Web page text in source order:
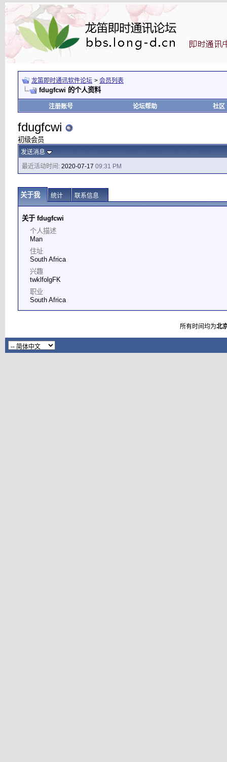
龙笛即时通讯软件论坛 > 会员列表
fdugfcwi 的个人资料
注册账号 论坛帮助 社区
fdugfcwi
初级会员
发送消息
最近活动时间: 2020-07-17 09:31 PM
关于我 统计 联系信息
关于 fdugfcwi
个人描述
Man
住址
South Africa
兴趣
twklfolgFK
职业
South Africa
所有时间均为北